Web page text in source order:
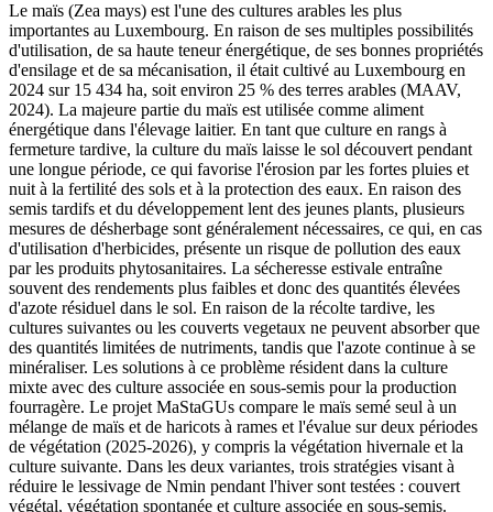
Le maïs (Zea mays) est l'une des cultures arables les plus
importantes au Luxembourg. En raison de ses multiples possibilités
d'utilisation, de sa haute teneur énergétique, de ses bonnes propriétés
d'ensilage et de sa mécanisation, il était cultivé au Luxembourg en
2024 sur 15 434 ha, soit environ 25 % des terres arables (MAAV,
2024). La majeure partie du maïs est utilisée comme aliment
énergétique dans l'élevage laitier. En tant que culture en rangs à
fermeture tardive, la culture du maïs laisse le sol découvert pendant
une longue période, ce qui favorise l'érosion par les fortes pluies et
nuit à la fertilité des sols et à la protection des eaux. En raison des
semis tardifs et du développement lent des jeunes plants, plusieurs
mesures de désherbage sont généralement nécessaires, ce qui, en cas
d'utilisation d'herbicides, présente un risque de pollution des eaux
par les produits phytosanitaires. La sécheresse estivale entraîne
souvent des rendements plus faibles et donc des quantités élevées
d'azote résiduel dans le sol. En raison de la récolte tardive, les
cultures suivantes ou les couverts vegetaux ne peuvent absorber que
des quantités limitées de nutriments, tandis que l'azote continue à se
minéraliser. Les solutions à ce problème résident dans la culture
mixte avec des culture associée en sous-semis pour la production
fourragère. Le projet MaStaGUs compare le maïs semé seul à un
mélange de maïs et de haricots à rames et l'évalue sur deux périodes
de végétation (2025-2026), y compris la végétation hivernale et la
culture suivante. Dans les deux variantes, trois stratégies visant à
réduire le lessivage de Nmin pendant l'hiver sont testées : couvert
végétal, végétation spontanée et culture associée en sous-semis.